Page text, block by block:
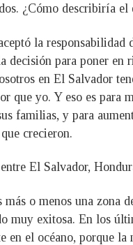
¿Cómo describiría el
la responsabilidad
para poner en
en El Salvador
que yo. Y eso es para
familias, y para
crecieron.
El Salvador,
o menos una zona
muy exitosa. En los
el océano, porque